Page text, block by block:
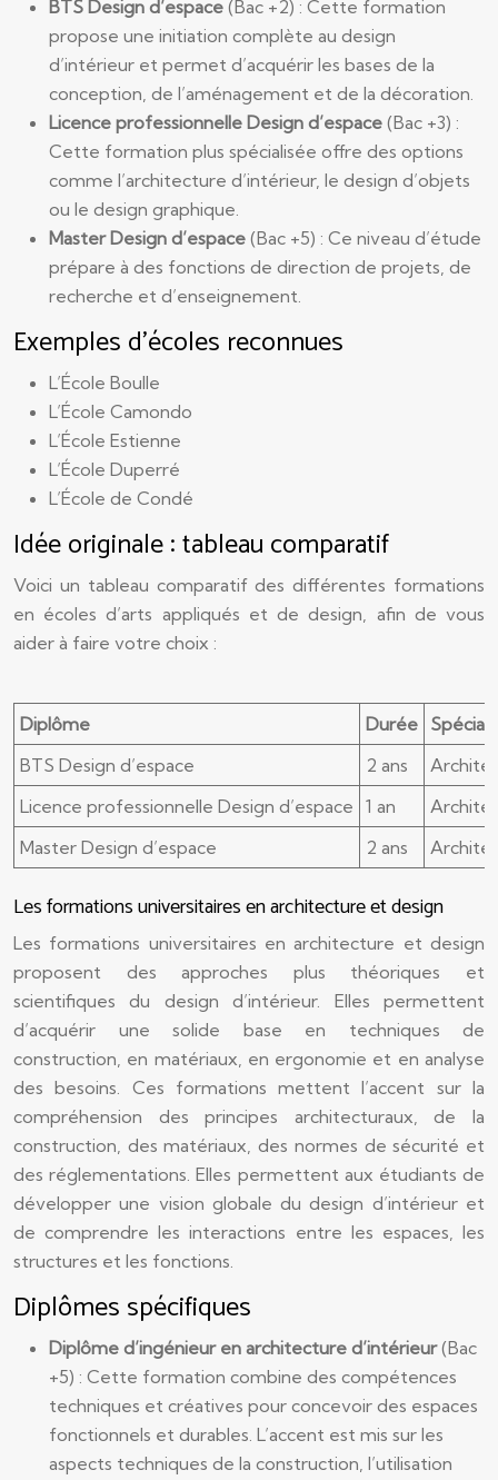
BTS Design d’espace (Bac +2) : Cette formation
propose une initiation complète au design
d’intérieur et permet d’acquérir les bases de la
conception, de l’aménagement et de la décoration.
Licence professionnelle Design d’espace (Bac +3) :
Cette formation plus spécialisée offre des options
comme l’architecture d’intérieur, le design d’objets
ou le design graphique.
Master Design d’espace (Bac +5) : Ce niveau d’étude
prépare à des fonctions de direction de projets, de
recherche et d’enseignement.
Exemples d’écoles reconnues
L’École Boulle
L’École Camondo
L’École Estienne
L’École Duperré
L’École de Condé
Idée originale : tableau comparatif
Voici un tableau comparatif des différentes formations
en écoles d’arts appliqués et de design, afin de vous
aider à faire votre choix :
Diplôme Durée
BTS Design d’espace
2 ans
Licence professionnelle Design d’espace 1 an
Master Design d’espace
2 ans
Les formations universitaires en architecture et design
Les formations universitaires en architecture et design
proposent des approches plus théoriques et
scientifiques du design d’intérieur. Elles permettent
d’acquérir une solide base en techniques de
construction, en matériaux, en ergonomie et en analyse
des besoins. Ces formations mettent l’accent sur la
compréhension des principes architecturaux, de la
construction, des matériaux, des normes de sécurité et
des réglementations. Elles permettent aux étudiants de
développer une vision globale du design d’intérieur et
de comprendre les interactions entre les espaces, les
structures et les fonctions.
Diplômes spécifiques
Diplôme d’ingénieur en architecture d’intérieur(Bac
+5) : Cette formation combine des compétences
techniques et créatives pour concevoir des espaces
fonctionnels et durables. L’accent est mis sur les
aspects techniques de la construction, l’utilisation